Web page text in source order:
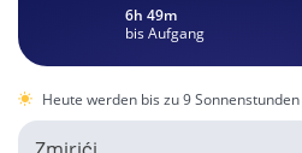
6h 49m
bis Aufgang
Heute werden bis zu 9